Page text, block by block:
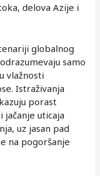
delova Azije i
globalnog
samo
vlažnosti
Istraživanja
porast
jačanje uticaja
uz jasan pad
na pogoršanje